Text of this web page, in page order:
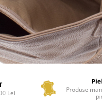
Lei
Produse